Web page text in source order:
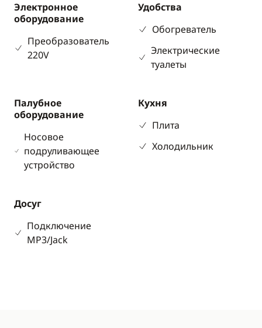
Электронное
оборудование
Преобразователь
220V
Удобства
Обогреватель
Электрические
туалеты
Палубное
оборудование
Носовое
подруливающее
устройство
Кухня
Плита
Холодильник
Досуг
Подключение
MP3/Jack